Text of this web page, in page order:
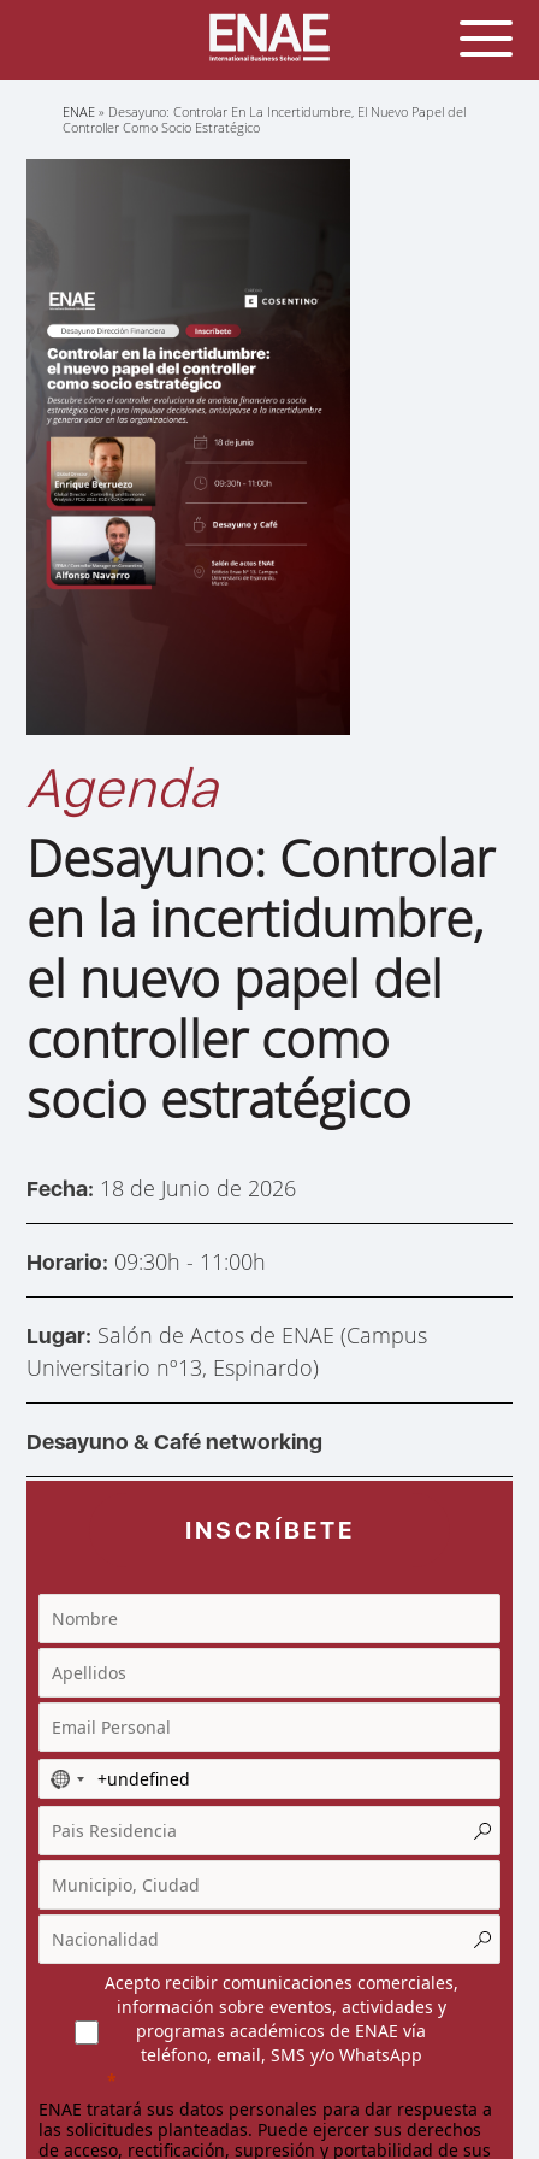
Sobrescribir
enlaces
de
a
ENAE
Desayuno: Controlar En La Incertidumbre, El Nuevo Papel del
Controller Como Socio Estratégico
Agenda
Desayuno: Controlar
en la incertidumbre,
el nuevo papel del
controller como
socio estratégico
Fecha: 18 de Junio de 2026
Horario: 09:30h - 11:00h
Lugar: Salón de Actos de ENAE (Campus
Universitario nº13, Espinardo)
Desayuno & Café networking
INSCRÍBETE
N
o
c
o
u
n
t
r
c
t
Acepto recibir comunicaciones comerciales,
información sobre eventos, actividades y
programas académicos de ENAE vía
teléfono, email, SMS y/o WhatsApp
ENAE tratará sus datos personales para dar respuesta a
las solicitudes planteadas. Puede ejercer sus derechos
de acceso, rectificación, supresión y portabilidad de sus